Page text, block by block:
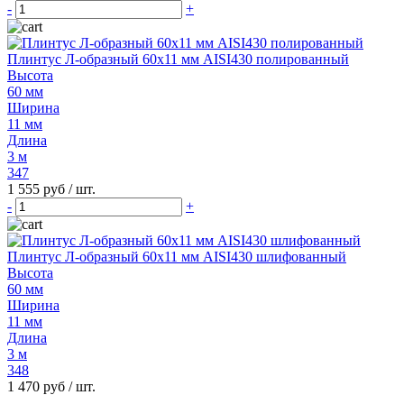
-
+
Плинтус Л-образный 60х11 мм AISI430 полированный
Высота
60 мм
Ширина
11 мм
Длина
3 м
347
1 555 руб / шт.
-
+
Плинтус Л-образный 60х11 мм AISI430 шлифованный
Высота
60 мм
Ширина
11 мм
Длина
3 м
348
1 470 руб / шт.